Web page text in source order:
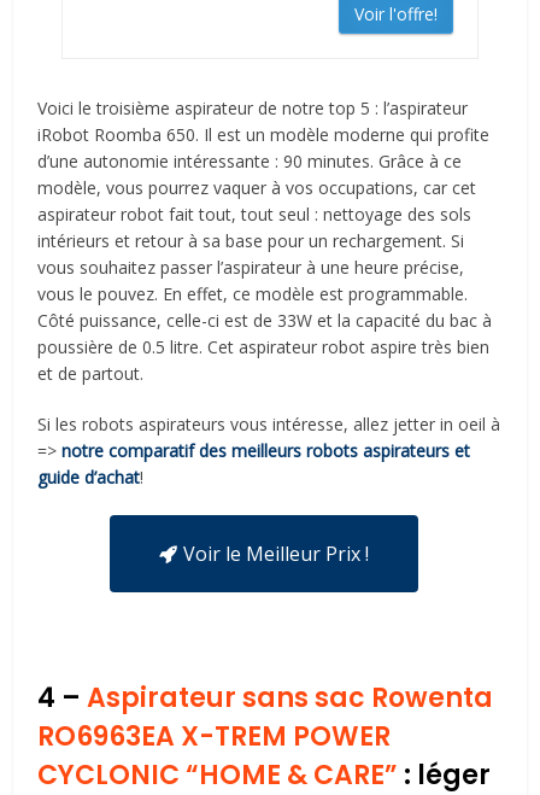
Voir l'offre!
Voici le troisième aspirateur de notre top 5 : l’aspirateur
iRobot Roomba 650. Il est un modèle moderne qui profite
d’une autonomie intéressante : 90 minutes. Grâce à ce
modèle, vous pourrez vaquer à vos occupations, car cet
aspirateur robot fait tout, tout seul : nettoyage des sols
intérieurs et retour à sa base pour un rechargement. Si
vous souhaitez passer l’aspirateur à une heure précise,
vous le pouvez. En effet, ce modèle est programmable.
Côté puissance, celle-ci est de 33W et la capacité du bac à
poussière de 0.5 litre. Cet aspirateur robot aspire très bien
et de partout.
Si les robots aspirateurs vous intéresse, allez jetter in oeil à
=> notre comparatif des meilleurs robots aspirateurs et
guide d’achat!
Voir le Meilleur Prix !
4 –Aspirateur sans sac Rowenta
RO6963EA X-TREM POWER
CYCLONIC “HOME & CARE” : léger